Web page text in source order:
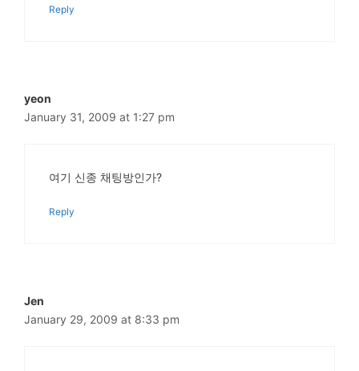
Reply
yeon
January 31, 2009 at 1:27 pm
여기 신종 채팅방인가?
Reply
Jen
January 29, 2009 at 8:33 pm